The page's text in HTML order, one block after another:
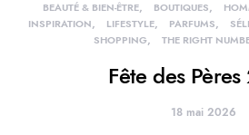
BEAUTÉ & BIEN-ÊTRE
BOUTIQUES
INSPIRATION
LIFESTYLE PARFUMS
SHOPPING
THE RIGHT
Fête des
18 mai 2026